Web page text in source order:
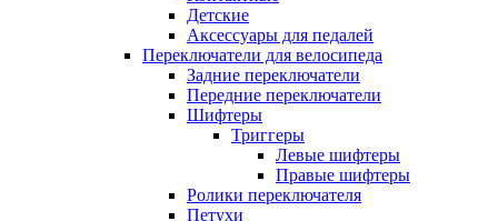
Детские
Аксессуары для педалей
Переключатели для велосипеда
Задние переключатели
Передние переключатели
Шифтеры
Триггеры
Левые шифтеры
Правые шифтеры
Ролики переключателя
Петухи